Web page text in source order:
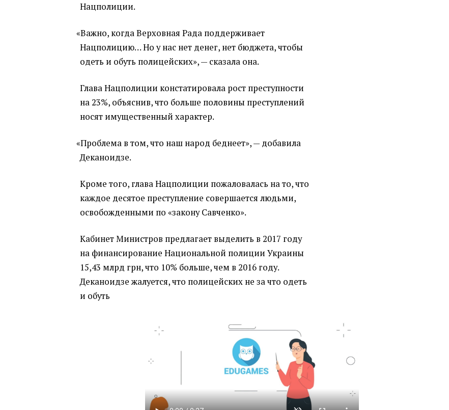
Нацполиции.
«Важно, когда Верховная Рада поддерживает
Нацполицию… Но у нас нет денег, нет бюджета, чтобы
одеть и обуть полицейских», — сказала она.
Глава Нацполиции констатировала рост преступности
на 23%, объяснив, что больше половины преступлений
носят имущественный характер.
«Проблема в том, что наш народ беднеет», — добавила
Деканоидзе.
Кроме того, глава Нацполиции пожаловалась на то, что
каждое десятое преступление совершается людьми,
освобожденными по «закону Савченко».
Кабинет Министров предлагает выделить в 2017 году
на финансирование Национальной полиции Украины
15,43 млрд грн, что 10% больше, чем в 2016 году.
Деканоидзе жалуется, что полицейских не за что одеть
и обуть